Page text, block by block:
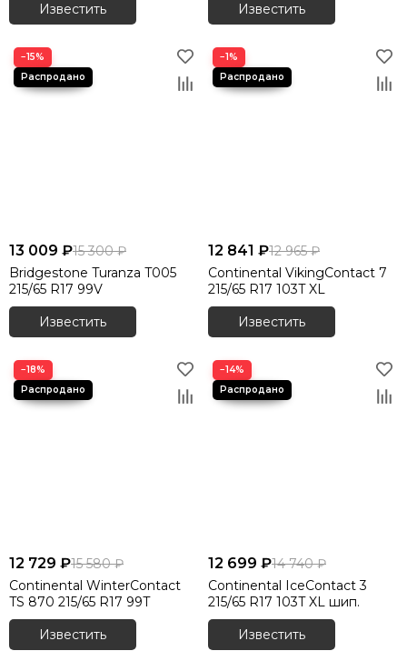
Известить
Известить
−15%
13 009 ₽15 300 ₽
Bridgestone Turanza T005
215/65 R17 99V
Известить
−1%
12 841 ₽12 965 ₽
Continental VikingContact 7
215/65 R17 103T XL
Известить
−18%
12 729 ₽15 580 ₽
Continental WinterContact
TS 870 215/65 R17 99T
Известить
−14%
12 699 ₽14 740 ₽
Continental IceContact 3
215/65 R17 103T XL шип.
Известить